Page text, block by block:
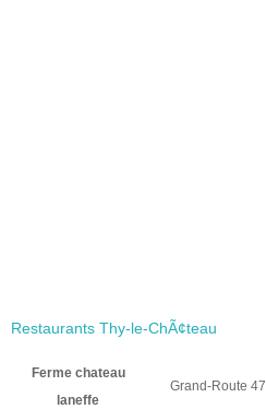
Restaurants Thy-le-ChÃ¢teau
Ferme chateau
laneffe
Grand-Route 47